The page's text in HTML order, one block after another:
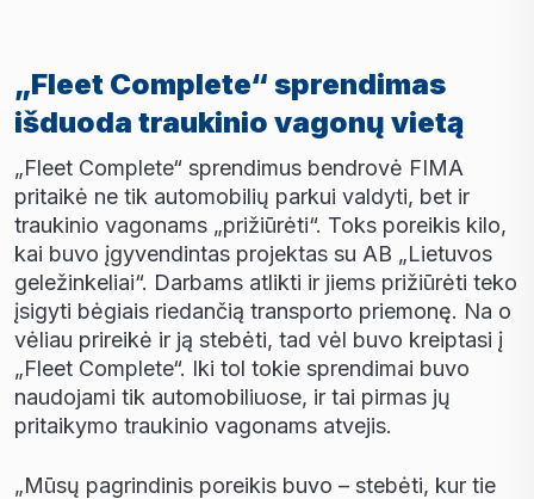
„Fleet Complete“ sprendimas
išduoda traukinio vagonų vietą
„Fleet Complete“ sprendimus bendrovė FIMA
pritaikė ne tik automobilių parkui valdyti, bet ir
traukinio vagonams „prižiūrėti“. Toks poreikis kilo,
kai buvo įgyvendintas projektas su AB „Lietuvos
geležinkeliai“. Darbams atlikti ir jiems prižiūrėti teko
įsigyti bėgiais riedančią transporto priemonę. Na o
vėliau prireikė ir ją stebėti, tad vėl buvo kreiptasi į
„Fleet Complete“. Iki tol tokie sprendimai buvo
naudojami tik automobiliuose, ir tai pirmas jų
pritaikymo traukinio vagonams atvejis.
„Mūsų pagrindinis poreikis buvo – stebėti, kur tie